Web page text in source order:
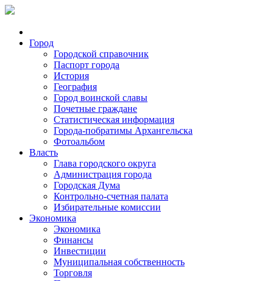
Город
Городской справочник
Паспорт города
История
География
Город воинской славы
Почетные граждане
Статистическая информация
Города-побратимы Архангельска
Фотоальбом
Власть
Глава городского округа
Администрация города
Городская Дума
Контрольно-счетная палата
Избирательные комиссии
Экономика
Экономика
Финансы
Инвестиции
Муниципальная собственность
Торговля